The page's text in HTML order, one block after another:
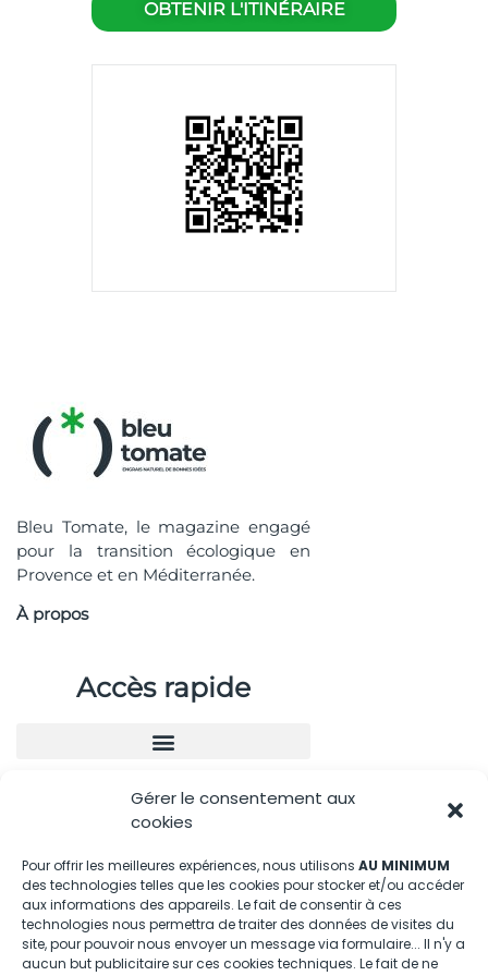
Gérer le consentement aux
cookies
Pour offrir les meilleures expériences, nous utilisons AU MINIMUM
des technologies telles que les cookies pour stocker et/ou accéder
aux informations des appareils. Le fait de consentir à ces
technologies nous permettra de traiter des données de visites du
site, pour pouvoir nous envoyer un message via formulaire... Il n'y a
aucun but publicitaire sur ces cookies techniques. Le fait de ne
Bleu Tomate, le magazine engagé
pour la transition écologique en
Provence et en Méditerranée.
À propos
Accès rapide
Nous contacter
04.88.08.75.28
contactBT@bleu-tomate.fr
Kit média